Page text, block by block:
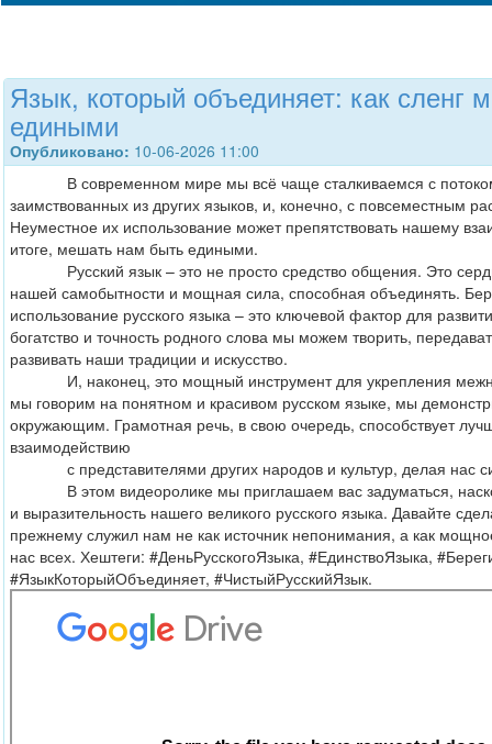
Язык, который объединяет: как сленг
едиными
Опубликовано: 10-06-2026 11:00
В современном мире мы всё чаще сталкиваемся с
заимствованных из других языков, и, конечно, с повсеместным
Неуместное их использование может препятствовать нашему
итоге, мешать нам быть едиными.
Русский язык – это не просто средство общения. Это
нашей самобытности и мощная сила, способная объединять.
использование русского языка – это ключевой фактор для
богатство и точность родного слова мы можем творить,
развивать наши традиции и искусство.
И, наконец, это мощный инструмент для укрепления
мы говорим на понятном и красивом русском языке, мы
окружающим. Грамотная речь, в свою очередь, способствует
взаимодействию
с представителями других народов и культур, делая нас
В этом видеоролике мы приглашаем вас задуматься,
и выразительность нашего великого русского языка. Давайте
прежнему служил нам не как источник непонимания, а как
нас всех. Хештеги: #ДеньРусскогоЯзыка, #ЕдинствоЯзыка,
#ЯзыкКоторыйОбъединяет, #ЧистыйРусскийЯзык.